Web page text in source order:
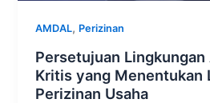
AMDAL, Perizinan
Persetujuan
Kritis yang Menentukan
Perizinan Usaha